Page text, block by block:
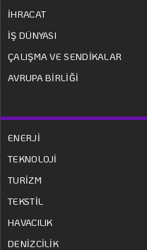
İHRACAT
İŞ DÜNYASI
ÇALIŞMA VE SENDİKALAR
AVRUPA BİRLİĞİ
ENERJİ
TEKNOLOJİ
TURİZM
TEKSTİL
HAVACILIK
DENİZCİLİK